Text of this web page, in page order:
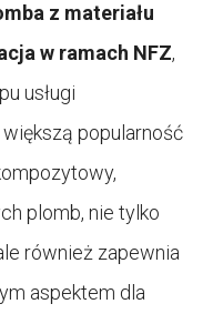
z materiału
w ramach NFZ,
usługi
popularność
plomb, nie tylko
również zapewnia
aspektem dla